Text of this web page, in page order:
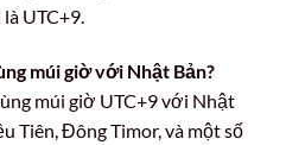
UTC+9.
múi giờ với Nhật Bản?
múi giờ UTC+9 với Nhật
Tiên, Đông Timor, và một số